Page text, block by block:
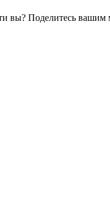
вы? Поделитесь вашим